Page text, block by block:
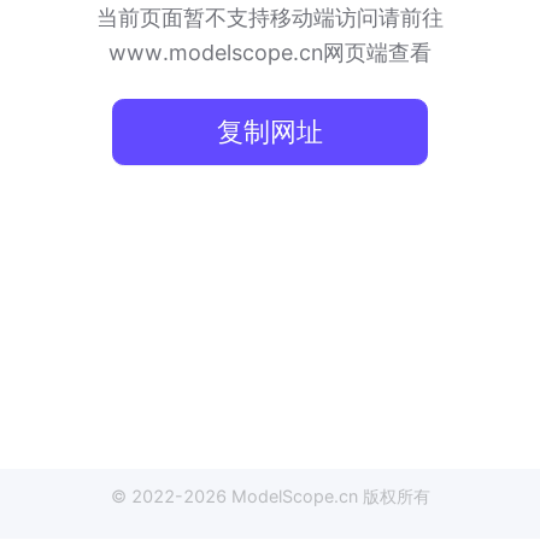
当前页面暂不支持移动端访问请前往
www.modelscope.cn网页端查看
复制网址
© 2022-2026 ModelScope.cn 版权所有